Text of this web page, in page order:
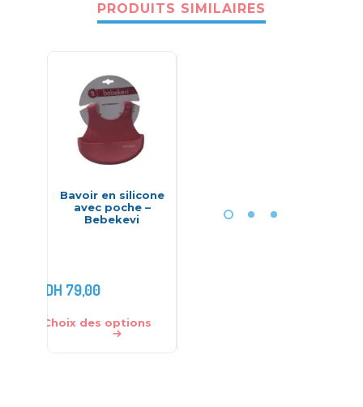
PRODUITS SIMILAIRES
Bavoir en silicone
avec poche –
Bebekevi
DH 79,00
Choix des options
PORTIONS 250ML
X12